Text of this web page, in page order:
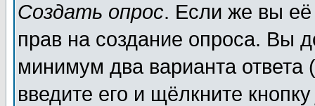
Создать опрос. Если же вы её
прав на создание опроса. Вы
минимум два варианта ответа
введите его и щёлкните